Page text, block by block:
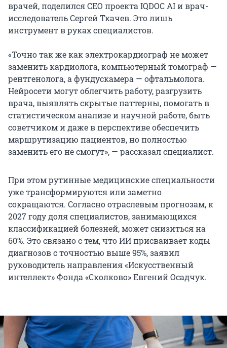
врачей, поделился СЕО проекта IQDOC AI и врач-
исследователь Сергей Ткачев. Это лишь
инструмент в руках специалистов.
«Точно так же как электрокардиограф не может
заменить кардиолога, компьютерный томограф —
рентгенолога, а фундускамера — офтальмолога.
Нейросети могут облегчить работу, разгрузить
врача, выявлять скрытые паттерны, помогать в
статистическом анализе и научной работе, быть
советчиком и даже в перспективе обеспечить
маршрутизацию пациентов, но полностью
заменить его не смогут», — рассказал специалист.
При этом рутинные медицинские специальности
уже трансформируются или заметно
сокращаются. Согласно отраслевым прогнозам, к
2027 году доля специалистов, занимающихся
классификацией болезней, может снизиться на
60%. Это связано с тем, что ИИ присваивает коды
диагнозов с точностью выше 95%, заявил
руководитель направления «Искусственный
интеллект» Фонда «Сколково» Евгений Осадчук.